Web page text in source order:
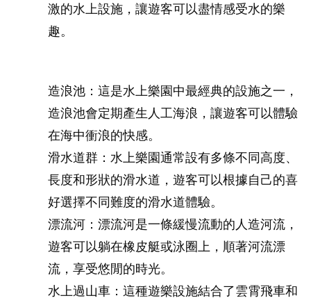
激的水上設施，讓遊客可以盡情感受水的樂
趣。
造浪池：這是水上樂園中最經典的設施之一，
造浪池會定期產生人工海浪，讓遊客可以體驗
在海中衝浪的快感。
滑水道群：水上樂園通常設有多條不同高度、
長度和形狀的滑水道，遊客可以根據自己的喜
好選擇不同難度的滑水道體驗。
漂流河：漂流河是一條緩慢流動的人造河流，
遊客可以躺在橡皮艇或泳圈上，順著河流漂
流，享受悠閒的時光。
水上過山車：這種遊樂設施結合了雲霄飛車和